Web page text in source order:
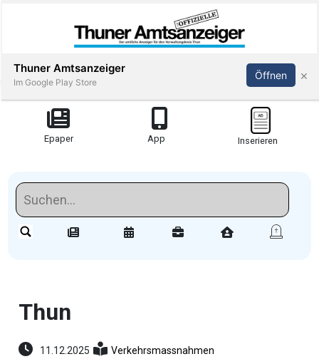
Epaper App Inserieren
Redaktionell
Redaktionelle-
Reportagen
Publi-
Reportagen
Thun
11.12.2025 Verkehrsmassnahmen
Thuner Amtsanzeiger
Im Google Play Store
Öffnen ×